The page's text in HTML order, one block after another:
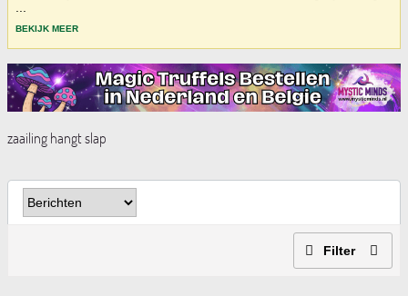
BEKIJK MEER
zaailing hangt slap
Filter